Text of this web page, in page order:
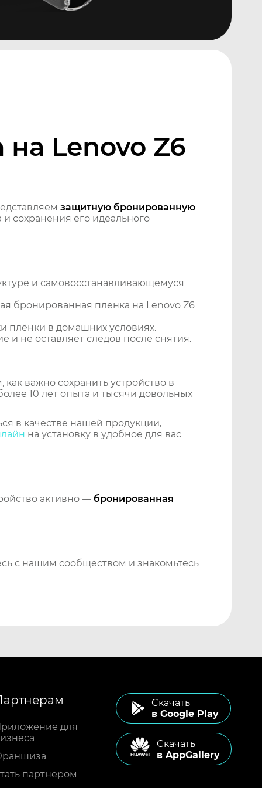
Lenovo Z6
защитную бронированную
сохранения его идеального
и самовосстанавливающемуся
бронированная пленка на Lenovo Z6
плёнки в домашних условиях.
и не оставляет следов после снятия.
важно сохранить устройство в
10 лет опыта и тысячи довольных
в качестве нашей продукции,
на установку в удобное для вас
активно — бронированная
с нашим сообществом и знакомьтесь
для
партнером
Cкачать
в Google Play
Cкачать
в AppGallery